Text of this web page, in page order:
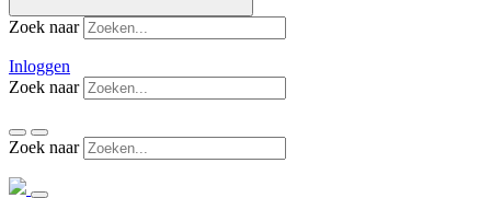
Zoek naar
Inloggen
Zoek naar
Zoek naar